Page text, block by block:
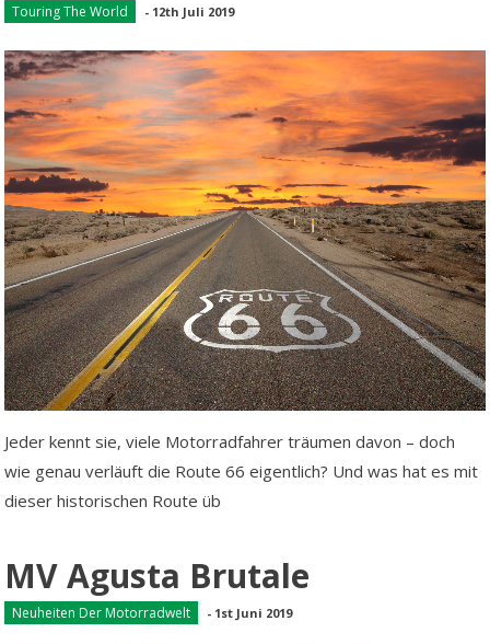
Touring The World - 12th Juli 2019
Jeder kennt sie, viele Motorradfahrer träumen davon – doch
wie genau verläuft die Route 66 eigentlich? Und was hat es mit
dieser historischen Route üb
MV Agusta Brutale
Neuheiten Der Motorradwelt - 1st Juni 2019